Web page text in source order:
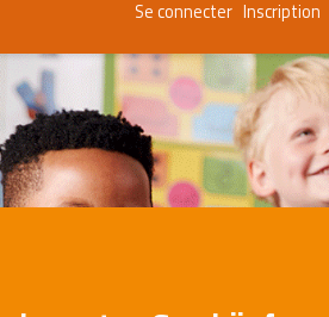
Se connecter Inscription